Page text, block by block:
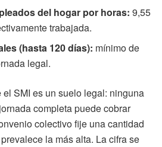
del hogar por horas: 9,55
trabajada.
(hasta 120 días): mínimo de
legal.
SMI es un suelo legal: ninguna
completa puede cobrar
colectivo fije una cantidad
la más alta. La cifra se